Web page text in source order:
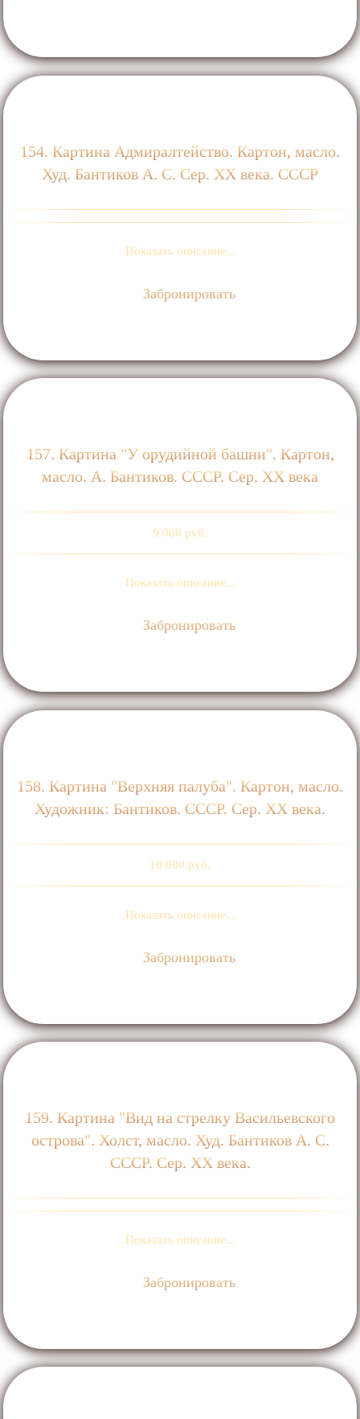
154. Картина Адмиралтейство. Картон, масло.
Худ. Бантиков А. С. Сер. XX века. СССР
Показать описание...
Забронировать
157. Картина "У орудийной башни". Картон,
масло. А. Бантиков. СССР. Сер. XX века
9 000 руб.
Показать описание...
Забронировать
158. Картина "Верхняя палуба". Картон, масло.
Художник: Бантиков. СССР. Сер. XX века.
10 000 руб.
Показать описание...
Забронировать
159. Картина "Вид на стрелку Васильевского
острова". Холст, масло. Худ. Бантиков А. С.
СССР. Сер. XX века.
Показать описание...
Забронировать